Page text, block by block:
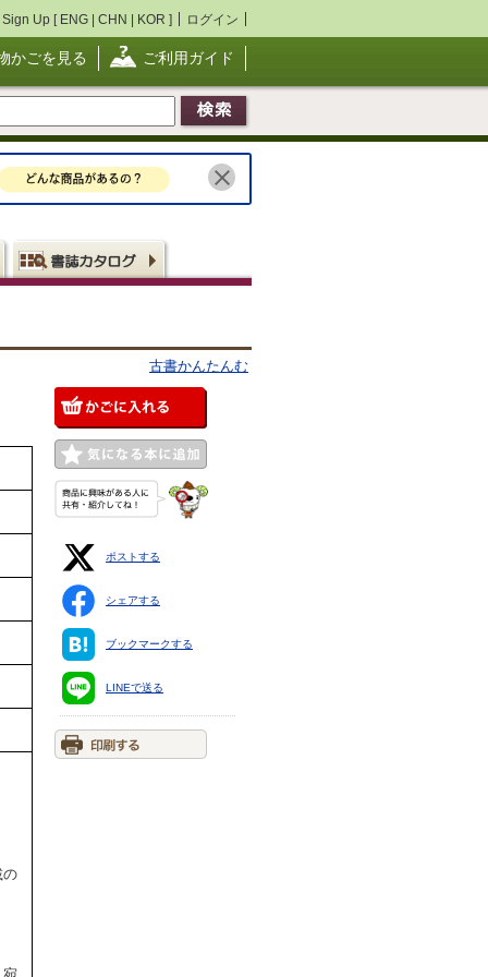
Sign Up [ ENG | CHN | KOR ] ログイン
かごを見る ご利用ガイド
古書かんたんむ
の
ポストする
シェアする
ブックマークする
LINEで送る